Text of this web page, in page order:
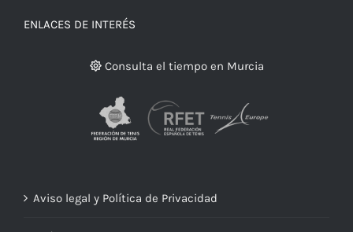
ENLACES DE INTERÉS
Consulta el tiempo en Murcia
Aviso legal y Política de Privacidad